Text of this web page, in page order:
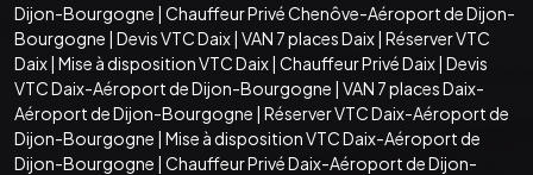
Dijon-Bourgogne | Chauffeur Privé Chenôve-Aéroport de Dijon-
Bourgogne | Devis VTC Daix| VAN 7 places Daix| Réserver VTC
Daix| Mise à disposition VTC Daix| Chauffeur Privé Daix| Devis
VTC Daix-Aéroport de Dijon-Bourgogne | VAN 7 places Daix-
Aéroport de Dijon-Bourgogne | Réserver VTC Daix-Aéroport de
Dijon-Bourgogne | Mise à disposition VTC Daix-Aéroport de
Dijon-Bourgogne | Chauffeur Privé Daix-Aéroport de Dijon-